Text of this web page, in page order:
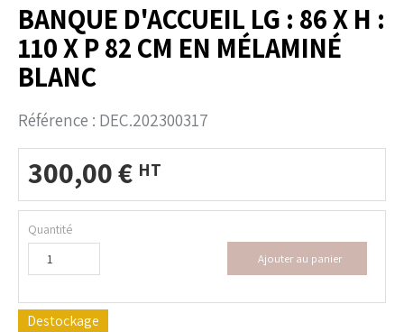
Destockage
BANQUE D'ACCUEIL LG : 86 X H :
110 X P 82 CM EN MÉLAMINÉ
BLANC
Référence : DEC.202300317
300,00€ HT
Quantité
Ajouter au panier